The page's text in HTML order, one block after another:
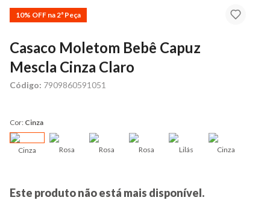
10% OFF na 2ª Peça
Casaco Moletom Bebê Capuz
Mescla Cinza Claro
Código: 7909860591051
Cor: Cinza
Cinza Rosa Rosa Rosa Lilás Cinza
Este produto não está mais disponível.